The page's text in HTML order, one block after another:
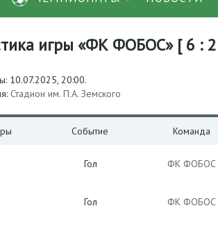
игры «ФК ФОБОС» [ 6 : 2
10.07.2025, 20:00.
Стадион им. П.А. Земского
Событие Команда
Гол ФК ФОБОС
Гол ФК ФОБОС